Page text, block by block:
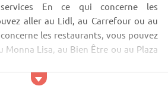
En ce qui concerne les
aller au Lidl, au Carrefour ou au
les restaurants, vous pouvez
Monna Lisa, au Bien Être ou au Plaza